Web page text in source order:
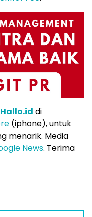
Hallo.id di
(iphone), untuk
menarik. Media
News. Terima